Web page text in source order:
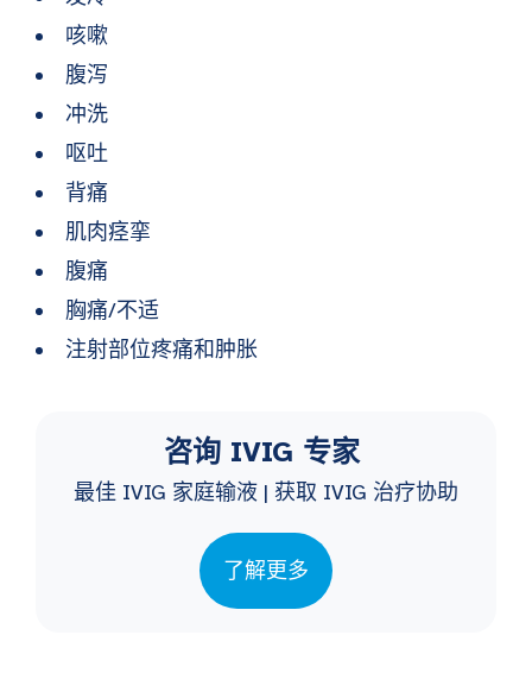
咳嗽
腹泻
冲洗
呕吐
背痛
肌肉痉挛
腹痛
胸痛/不适
注射部位疼痛和肿胀
咨询 IVIG 专家
最佳 IVIG 家庭输液 | 获取 IVIG 治疗协助
了解更多